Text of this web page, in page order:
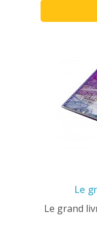
Le
Le grand